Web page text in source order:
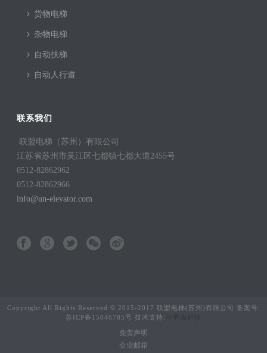
货物电梯
杂物电梯
自动扶梯
自动人行道
联系我们
联盟电梯（苏州）有限公司
江苏省苏州市吴江区七都镇七都大道2455号
0512-82862962
0512-82862966
info@un-elevator.com
Copyright All Rights Reserved © 2015-2017 联盟电梯(苏州)有限公司 备案号:
苏ICP备15046785号 技术支持:
小甲由科技
免责声明
企业邮箱